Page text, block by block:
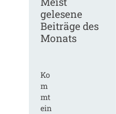
gelesene
Beiträge des
Monats
Ko
m
mt
ein